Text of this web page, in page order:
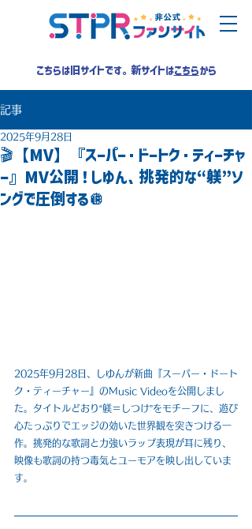
こちらは旧サイトです。新サイトはこちらから
記事
🎬【MV】『スーパー・ドートク・ティーチャ
ー』MV公開！しゆん、挑発的な“躾”ソ
ングで圧倒する🪩
2025年9月28日
2025年9月28日、しゆんが新曲『スーパー・ドート
ク・ティーチャー』のMusic Videoを公開しまし
た。タイトルどおり“躾＝しつけ”をモチーフに、遊び
心たっぷりでエッジの効いた世界観を突きつける一
作。挑発的な歌詞と力強いラップ表現が耳に残り、
映像も歌詞の持つ毒気とユーモアを映し出していま
す。